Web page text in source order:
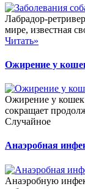
Лабрадор-
мире, известная
Читать»
Ожирение у
Ожирение у кошек
сокращает
Случайное
Анаэробная
Анаэробную